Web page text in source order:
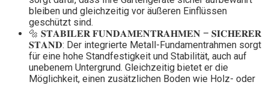
bleiben und gleichzeitig vor äußeren Einflüssen
geschützt sind.
🔩 𝐒𝐓𝐀𝐁𝐈𝐋𝐄𝐑 𝐅𝐔𝐍𝐃𝐀𝐌𝐄𝐍𝐓𝐑𝐀𝐇𝐌𝐄𝐍 – 𝐒𝐈𝐂𝐇𝐄𝐑𝐄𝐑
𝐒𝐓𝐀𝐍𝐃: Der integrierte Metall-Fundamentrahmen sorgt
für eine hohe Standfestigkeit und Stabilität, auch auf
unebenem Untergrund. Gleichzeitig bietet er die
Möglichkeit, einen zusätzlichen Boden wie Holz- oder